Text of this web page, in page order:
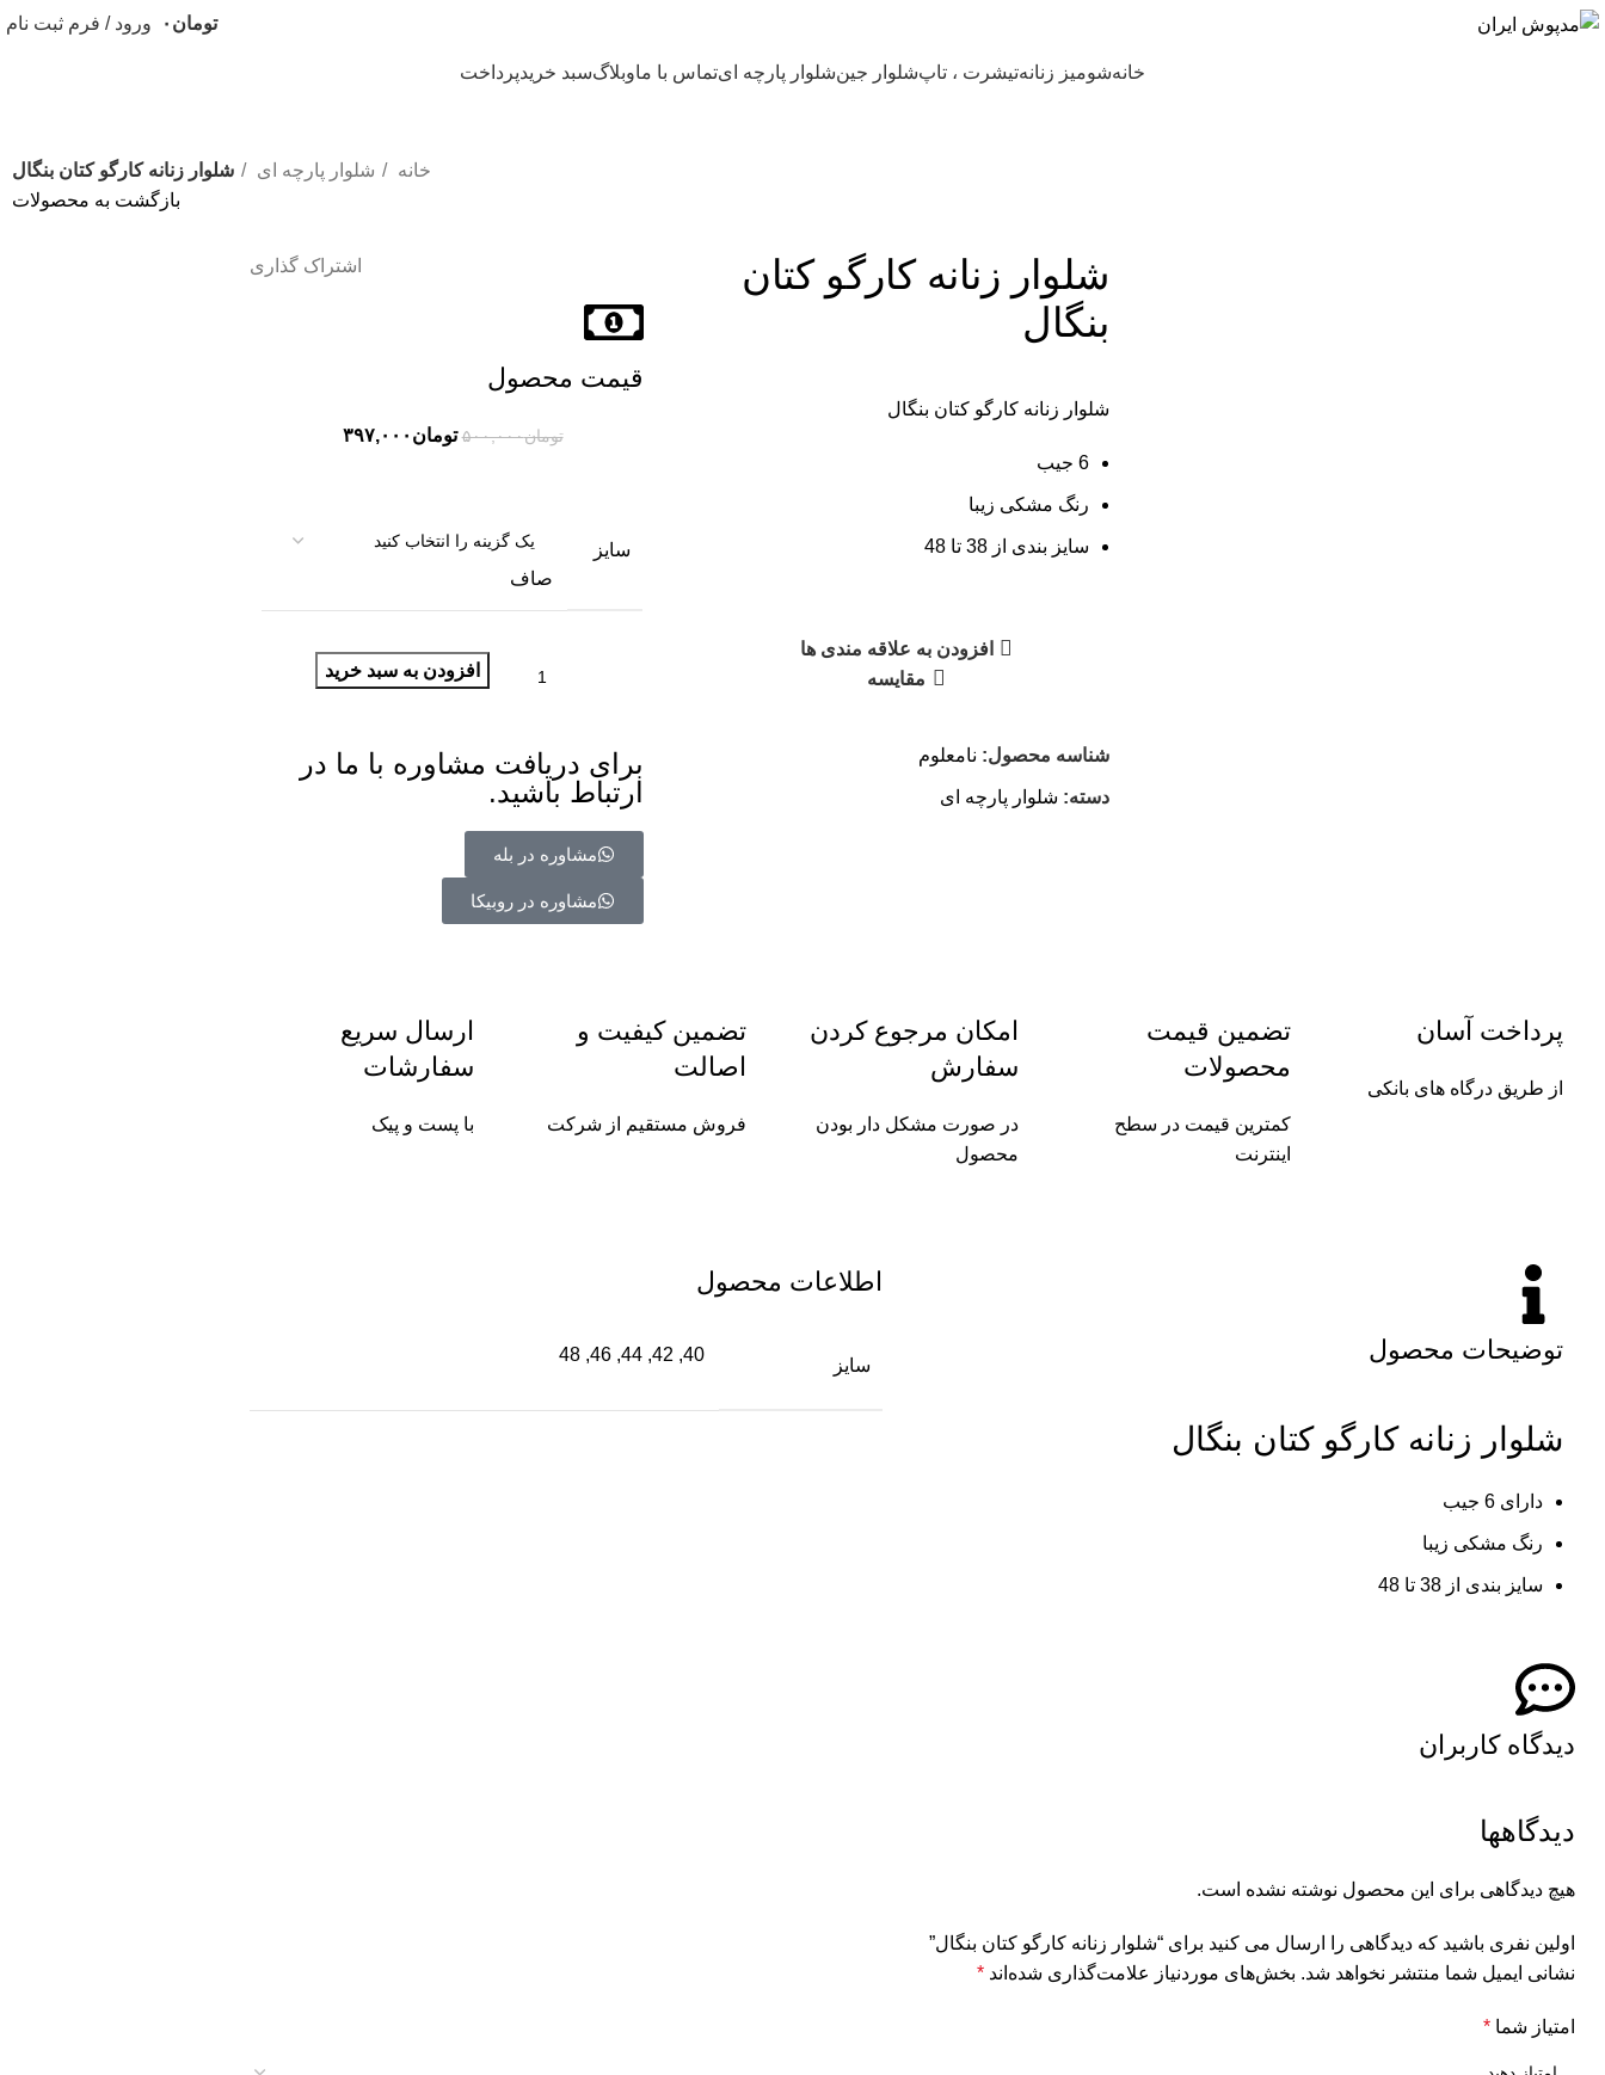
تومان ۰ ورود / فرم ثبت نام
خانهشومیز زنانهتیشرت ، تاپشلوار جینشلوار پارچه ایتماس با ماوبلاگسبد خریدپرداخت
خانه شلوار پارچه ای
شلوار زنانه کارگو کتان بنگال
بازگشت به محصولات
شلوار زنانه کارگو کتان
بنگال
شلوار زنانه کارگو کتان بنگال
6 جیب
رنگ مشکی زیبا
سایز بندی از 38 تا 48
افزودن به علاقه مندی ها
مقایسه
شناسه محصول: نامعلوم
دسته: شلوار پارچه ای
اشتراک گذاری
قیمت محصول
تومان۵۰۰,۰۰۰ تومان ۳۹۷,۰۰۰
سایز
صاف
افزودن به سبد خرید
برای دریافت مشاوره با ما در
ارتباط باشید.
مشاوره در بله
مشاوره در روبیکا
پرداخت آسان
از طریق درگاه های بانکی
تضمین قیمت
محصولات
کمترین قیمت در سطح
اینترنت
امکان مرجوع کردن
سفارش
در صورت مشکل دار بودن
محصول
تضمین کیفیت و
اصالت
فروش مستقیم از شرکت
ارسال سریع
سفارشات
با پست و پیک
توضیحات محصول
شلوار زنانه کارگو کتان بنگال
دارای 6 جیب
رنگ مشکی زیبا
سایز بندی از 38 تا 48
اطلاعات محصول
سایز
40, 42, 44, 46, 48
دیدگاه کاربران
دیدگاهها
هیچ دیدگاهی برای این محصول نوشته نشده است.
اولین نفری باشید که دیدگاهی را ارسال می کنید برای “شلوار زنانه کارگو کتان بنگال”
نشانی ایمیل شما منتشر نخواهد شد. بخش‌های موردنیاز علامت‌گذاری شده‌اند *
امتیاز شما *